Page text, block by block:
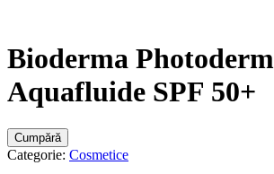
Bioderma Photoderm
Aquafluide SPF 50+
Cumpără
Categorie: Cosmetice